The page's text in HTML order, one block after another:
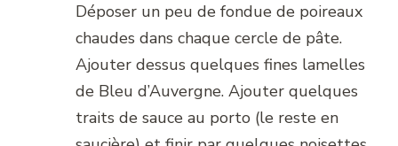
Déposer un peu de fondue de poireaux
chaudes dans chaque cercle de pâte.
Ajouter dessus quelques fines lamelles
de Bleu d’Auvergne. Ajouter quelques
traits de sauce au porto (le reste en